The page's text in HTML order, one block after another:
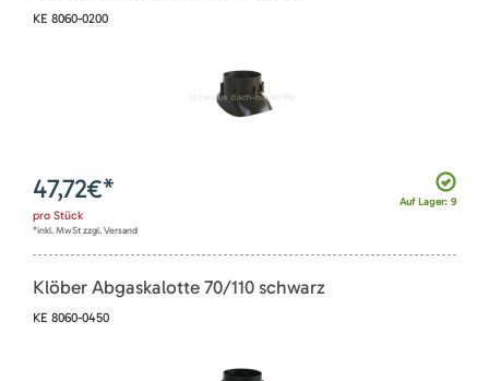
KE 8060-0200
Auf Lager: 9
47,72€*
pro Stück
*inkl. MwSt zzgl. Versand
Klöber Abgaskalotte 70/110 schwarz
KE 8060-0450